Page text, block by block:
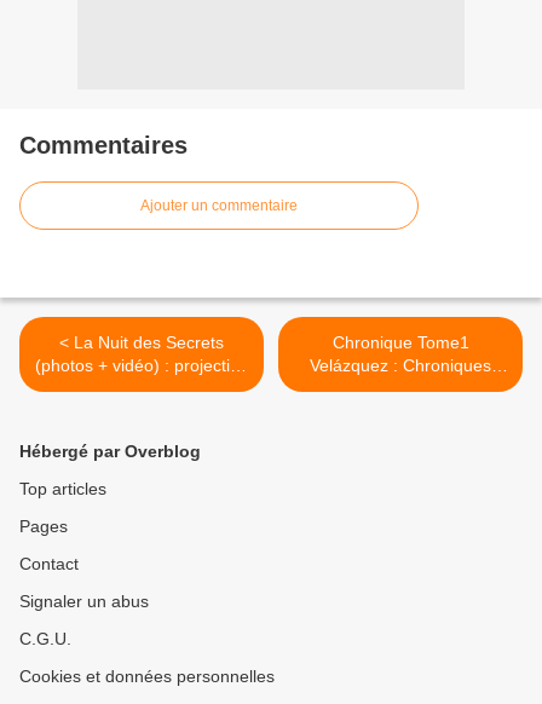
Commentaires
Ajouter un commentaire
< La Nuit des Secrets
(photos + vidéo) : projection
inédite.
Chronique Tome1
Velázquez : Chroniques
étoilées. >
Hébergé par Overblog
Top articles
Pages
Contact
Signaler un abus
C.G.U.
Cookies et données personnelles